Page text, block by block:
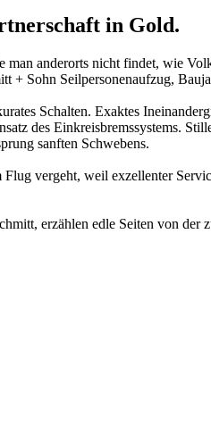
in Gold.
man anderorts nicht findet, wie
+ Sohn Seilpersonenaufzug,
Schalten. Exaktes
des Einkreisbremssystems.
sanften Schwebens.
vergeht, weil exzellenter
erzählen edle Seiten von der